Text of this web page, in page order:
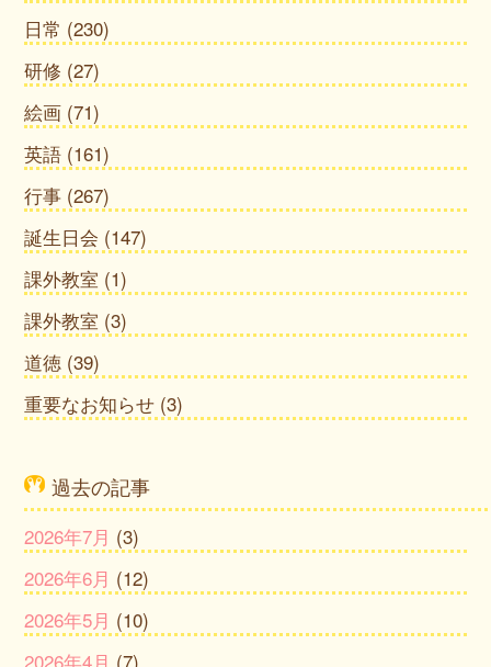
日常 (230)
研修 (27)
絵画 (71)
英語 (161)
行事 (267)
誕生日会 (147)
課外教室 (1)
課外教室 (3)
道徳 (39)
重要なお知らせ (3)
過去の記事
2026年7月 (3)
2026年6月 (12)
2026年5月 (10)
2026年4月 (7)